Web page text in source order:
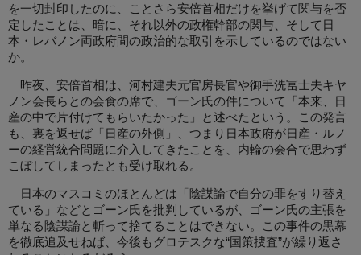
を一切封印したのに、ことさら安倍首相だけを挙げて関与を否
定したことは、暗に、それ以外の政権幹部の関与、そして日
本・レバノン両政府間の政治的な取引を示しているのではない
か。
昨夜、安倍首相は、河村建夫元官房長官や御手洗冨士夫キヤ
ノン会長らとの会食の席で、ゴーン氏の件について「本来、日
産の中で片付けてもらいたかった」と述べたという。この発言
も、裏を返せば「日産の外側」、つまり日本政府が日産・ルノ
ーの経営統合問題に介入してきたことを、内輪の会合で思わず
こぼしてしまったとも受け取れる。
日本のマスコミのほとんどは「陰謀論で自分の罪をすり替え
ている」などとゴーン氏を批判しているが、ゴーン氏の主張を
単なる陰謀論と斬って捨てることはできない。この事件の黒幕
を徹底追及せねば、今後もグロテスクな“国策捜査”が繰り返さ